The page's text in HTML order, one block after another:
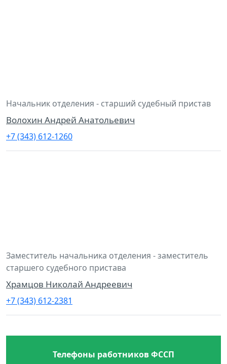
Начальник отделения - старший судебный пристав
Волохин Андрей Анатольевич
+7 (343) 612-1260
Заместитель начальника отделения - заместитель
старшего судебного пристава
Храмцов Николай Андреевич
+7 (343) 612-2381
Телефоны работников ФССП